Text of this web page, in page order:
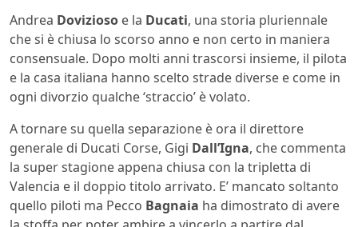
Andrea Dovizioso e la Ducati, una storia pluriennale
che si è chiusa lo scorso anno e non certo in maniera
consensuale. Dopo molti anni trascorsi insieme, il pilota
e la casa italiana hanno scelto strade diverse e come in
ogni divorzio qualche ‘straccio’ è volato.
A tornare su quella separazione è ora il direttore
generale di Ducati Corse, Gigi Dall’Igna, che commenta
la super stagione appena chiusa con la tripletta di
Valencia e il doppio titolo arrivato. E’ mancato soltanto
quello piloti ma Pecco Bagnaia ha dimostrato di avere